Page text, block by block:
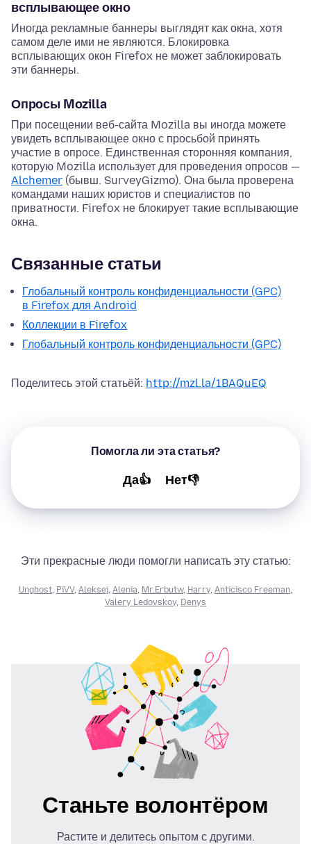
всплывающее окно
Иногда рекламные баннеры выглядят как окна, хотя
самом деле ими не являются. Блокировка
всплывающих окон Firefox не может заблокировать
эти баннеры.
Опросы Mozilla
При посещении веб-сайта Mozilla вы иногда можете
увидеть всплывающее окно с просьбой принять
участие в опросе. Единственная сторонняя компания,
которую Mozilla использует для проведения опросов —
Alchemer (бывш. SurveyGizmo). Она была проверена
командами наших юристов и специалистов по
приватности. Firefox не блокирует такие всплывающие
окна.
Связанные статьи
Глобальный контроль конфиденциальности (GPC)
в Firefox для Android
Коллекции в Firefox
Глобальный контроль конфиденциальности (GPC)
Поделитесь этой статьёй: http://mzl.la/1BAQuEQ
Помогла ли эта статья?
Да👍 Нет👎
Эти прекрасные люди помогли написать эту статью:
Unghost, PiVV, Aleksej, Alenia, Mr.Erbutw, Harry, Anticisco Freeman,
Valery Ledovskoy, Denys
Станьте волонтёром
Растите и делитесь опытом с другими.